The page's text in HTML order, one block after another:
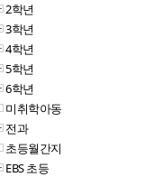
2학년
3학년
4학년
5학년
6학년
미취학아동
전과
초등월간지
EBS 초등